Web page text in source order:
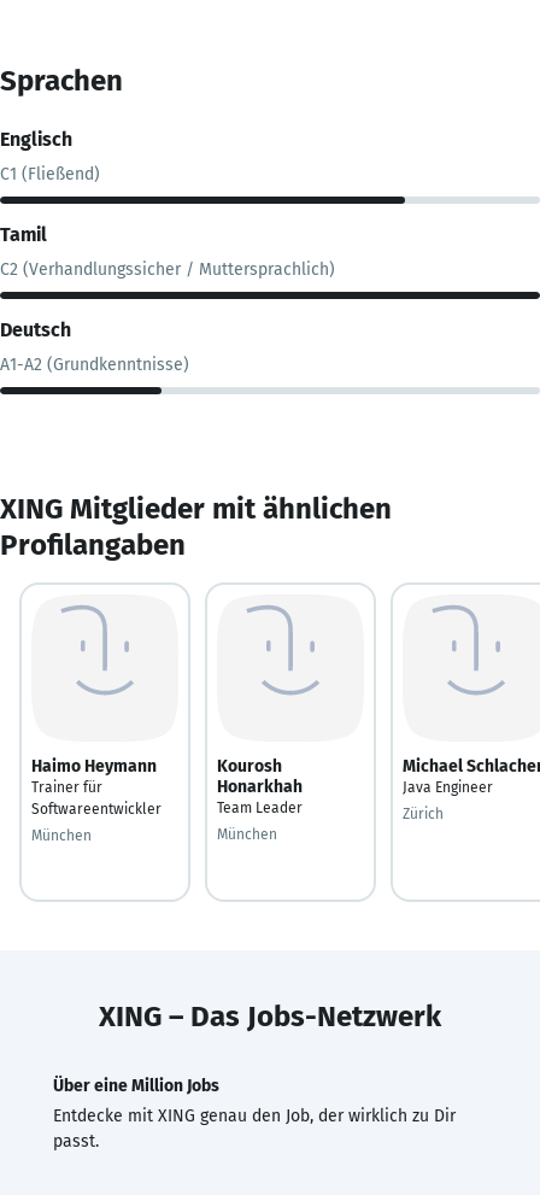
Sprachen
Englisch
C1 (Fließend)
Tamil
C2 (Verhandlungssicher / Muttersprachlich)
Deutsch
A1-A2 (Grundkenntnisse)
XING Mitglieder mit ähnlichen
Profilangaben
Haimo Heymann
Trainer für
Softwareentwickler
München
Kourosh
Honarkhah
Team Leader
München
Michael
Java Engineer
Zürich
XING – Das Jobs-Netzwerk
Über eine Million Jobs
Entdecke mit XING genau den Job, der wirklich zu Dir
passt.